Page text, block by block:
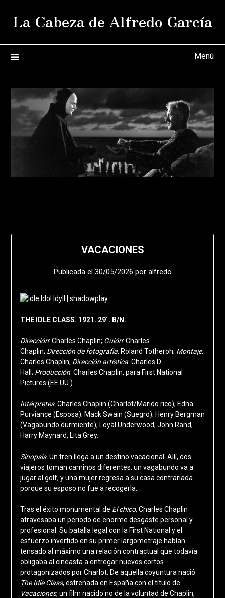
La Cabeza de Alfredo García
Menú
VACACIONES
Publicada el 30/05/2026 por alfredo
THE IDLE CLASS. 1921. 29´. B/N.
Dirección: Charles Chaplin; Guión: Charles
Chaplin; Dirección de fotografía: Roland Totheroh; Montaje:
Charles Chaplin; Dirección artística: Charles D.
Hall; Producción: Charles Chaplin, para First National
Pictures (EE.UU.).
Intérpretes: Charles Chaplin (Charlot/Marido rico); Edna
Purviance (Esposa); Mack Swain (Suegro); Henry Bergman
(Vagabundo durmiente); Loyal Underwood, John Rand,
Harry Maynard, Lita Grey.
Sinopsis:Un tren llega a un destino vacacional. Allí, dos
viajeros toman caminos diferentes: un vagabundo va a
jugar al golf, y una mujer regresa a su casa contrariada
porque su esposo no fue a recogerla.
Tras el éxito monumental de El chico, Charles Chaplin
atravesaba un periodo de enorme desgaste personal y
profesional. Su batalla legal con la First National y el
esfuerzo invertido en su primer largometraje habían
tensado al máximo una relación contractual que todavía
obligaba al cineasta a entregar nuevos cortos
protagonizados por Charlot. De aquella coyuntura nació
The Idle Class, estrenada en España con el título de
Vacaciones, un film nacido no de la voluntad de Chaplin,